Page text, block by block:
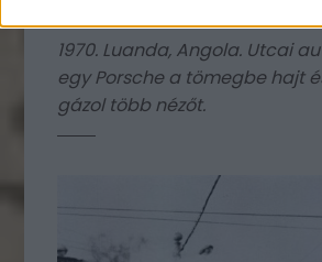
1970. Luanda, Angola. Utcai
egy Porsche a tömegbe hajt
gázol több nézőt.